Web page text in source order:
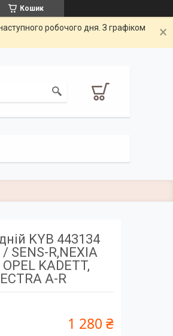
Кошик
робочого дня. З графіком
KYB 443134
SENS-R,NEXIA
KADETT,
A-R
1 280 ₴